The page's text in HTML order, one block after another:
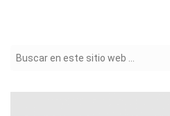
Formulario de búsqueda